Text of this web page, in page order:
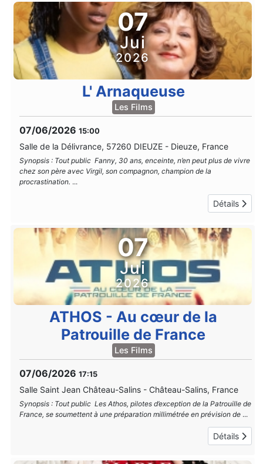
07
Jui
2026
L' Arnaqueuse
Les Films
07/06/2026 15:00
Salle de la Délivrance, 57260 DIEUZE - Dieuze, France
Synopsis : Tout public Fanny, 30 ans, enceinte, n’en peut plus de vivre
chez son père avec Virgil, son compagnon, champion de la
procrastination. ...
Détails
07
Jui
2026
ATHOS - Au cœur de la
Patrouille de France
Les Films
07/06/2026 17:15
Salle Saint Jean Château-Salins - Château-Salins, France
Synopsis : Tout public Les Athos, pilotes d’exception de la Patrouille de
France, se soumettent à une préparation millimétrée en prévision de ...
Détails